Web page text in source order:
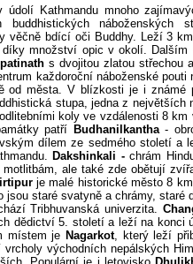
Kathmandu mnoho
náboženských
věčně bdící oči Buddhy. Leží 3
množství opic v okolí. Dalším
s dvojitou zlatou střechou
každoroční náboženské pouti
od města. V blízkosti je i známé
stupa, jedna z největších
koly ve vzdálenosti 8 km
patří Budhanilkantha-
dílem ze sedmého století a
Dakshinkali -chrám
ale také zde obětují
je malé historické město 8
staré svatyně a chrámy, staré
Tribhuvanská univerzita.
dědictví 5. století a leží na konci
místem je Nagarkot, který leží
východních nepálských